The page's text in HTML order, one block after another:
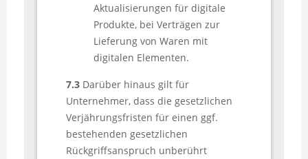
Aktualisierungen für digitale
Produkte, bei Verträgen zur
Lieferung von Waren mit
digitalen Elementen.
7.3Darüber hinaus gilt für
Unternehmer, dass die gesetzlichen
Verjährungsfristen für einen ggf.
bestehenden gesetzlichen
Rückgriffsanspruch unberührt